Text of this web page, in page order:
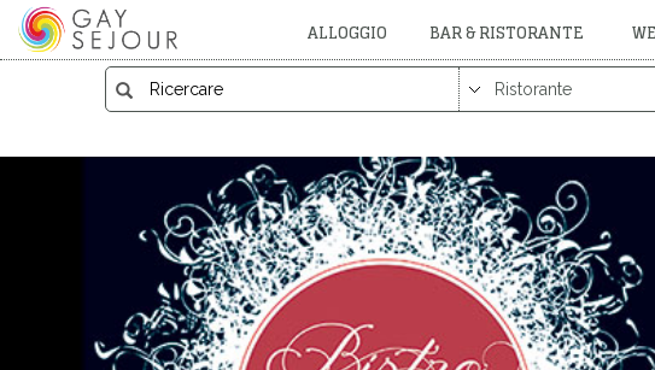
ALLOGGIO BAR & RISTORANTE